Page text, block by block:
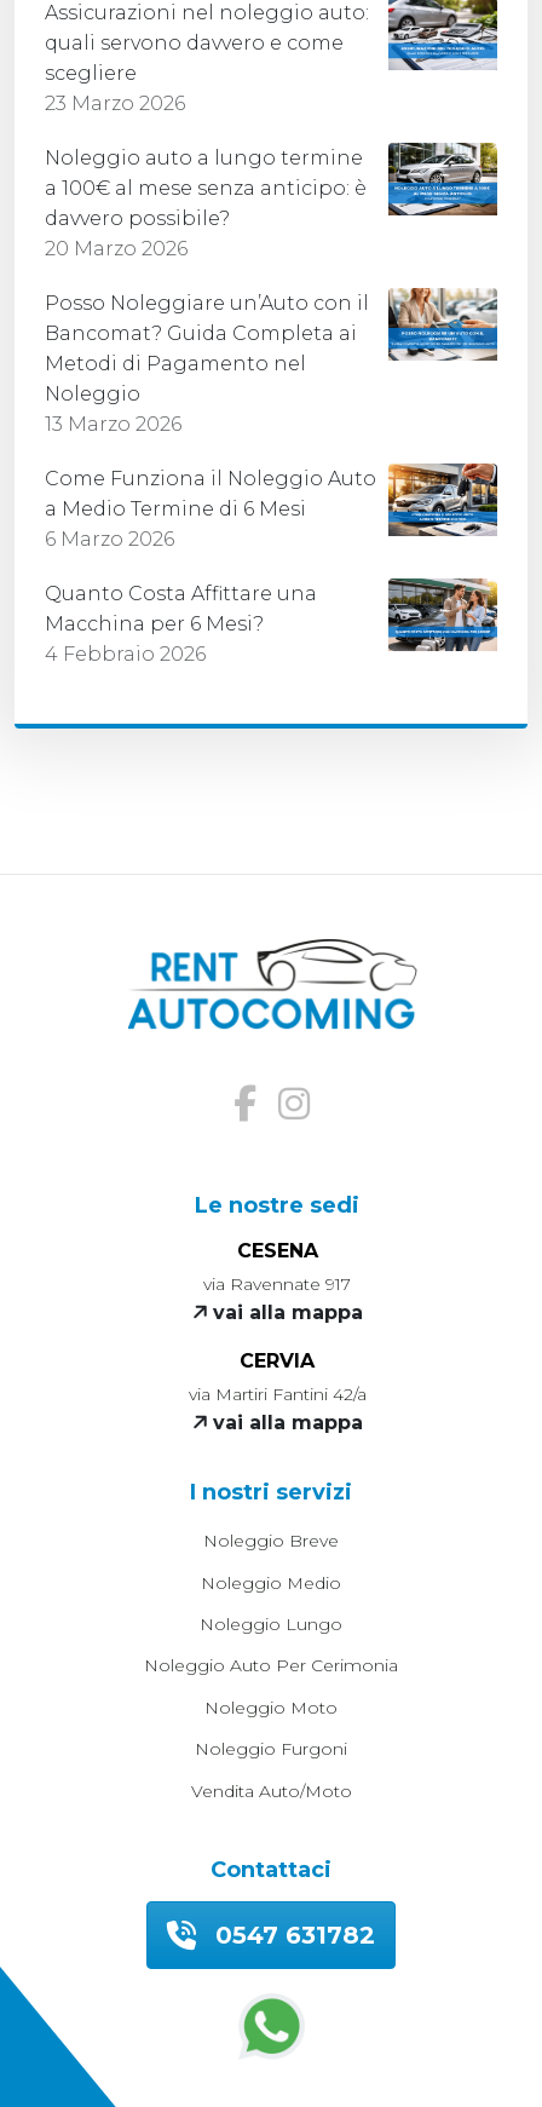
Assicurazioni nel noleggio auto:
quali servono davvero e come
scegliere
23 Marzo 2026
Noleggio auto a lungo termine
a 100€ al mese senza anticipo: è
davvero possibile?
20 Marzo 2026
Posso Noleggiare un’Auto con il
Bancomat? Guida Completa ai
Metodi di Pagamento nel
Noleggio
13 Marzo 2026
Come Funziona il Noleggio Auto
a Medio Termine di 6 Mesi
6 Marzo 2026
Quanto Costa Affittare una
Macchina per 6 Mesi?
4 Febbraio 2026
Le nostre sedi
CESENA
via Ravennate 917
vai alla mappa
CERVIA
via Martiri Fantini 42/a
vai alla mappa
I nostri servizi
Noleggio Breve
Noleggio Medio
Noleggio Lungo
Noleggio Auto Per Cerimonia
Noleggio Moto
Noleggio Furgoni
Vendita Auto/moto
Contattaci
0547 631782